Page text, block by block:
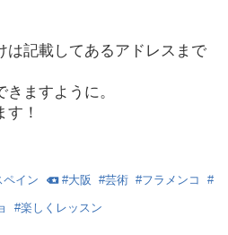
は記載してあるアドレスまで
ますように。
！
ペイン #大阪 #芸術 #フラメンコ #
#楽しくレッスン